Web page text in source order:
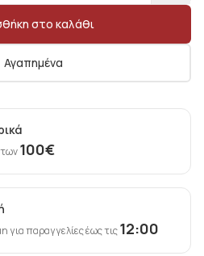
στο καλάθι
Αγαπημένα
100€
για παραγγελίες έως τις12:00